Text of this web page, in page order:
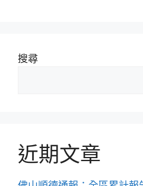
搜尋
近期文章